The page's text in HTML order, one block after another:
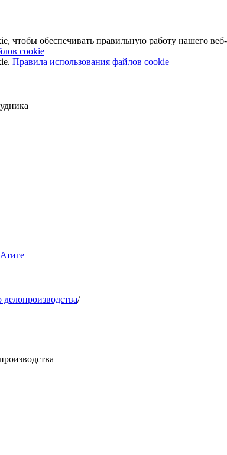
чтобы обеспечивать правильную работу нашего веб-
cookie
Правила использования файлов cookie
делопроизводства/